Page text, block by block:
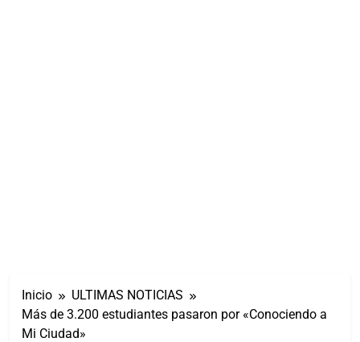
Inicio
ULTIMAS NOTICIAS
Más de 3.200 estudiantes pasaron por «Conociendo a
Mi Ciudad»